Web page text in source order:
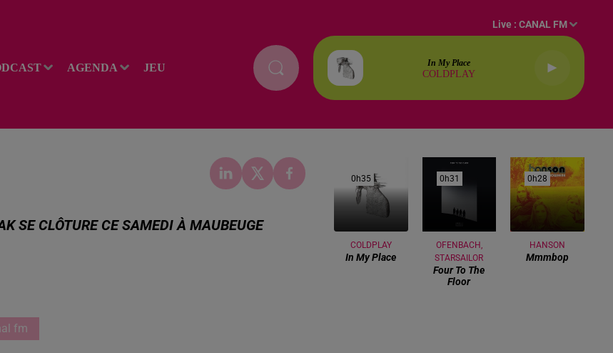
AGENDA JEU
Live :CANAL FM
In My Place
COLDPLAY
SE CLÔTURE CE SAMEDI À MAUBEUGE
fm
0h35
0h35
COLDPLAY
In My Place
0h31
0h31
OFENBACH,
STARSAILOR
Four To The
Floor
0h28
0h28
HANSON
Mmmbop